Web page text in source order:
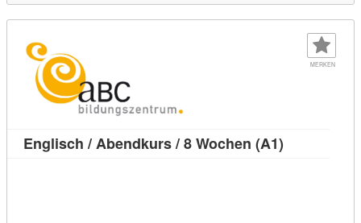
MERKEN
Englisch / Abendkurs / 8 Wochen (A1)